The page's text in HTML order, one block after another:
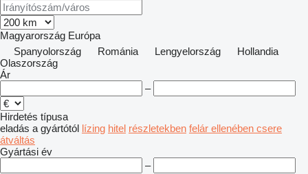
Magyarország Európa
Spanyolország
Románia Lengyelország
Hollandia
Olaszország
Ár
–
Hirdetés típusa
eladás a gyártótól lízing hitel részletekben felár ellenében csere
átváltás
Gyártási év
–